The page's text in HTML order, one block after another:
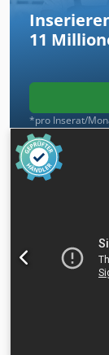
11
*pro Inserat/